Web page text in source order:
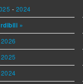
- 2024
»